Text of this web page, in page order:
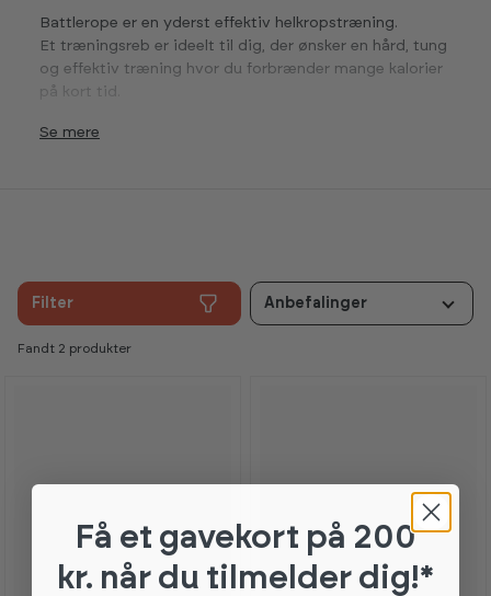
Battlerope er en yderst effektiv helkropstræning.
Et træningsreb er ideelt til dig, der ønsker en hård, tung
og effektiv træning hvor du forbrænder mange kalorier
på kort tid.
Se
Filter Anbefalinger
Fandt 2 produkter
Få et gavekort på 200
kr. når du tilmelder dig!*